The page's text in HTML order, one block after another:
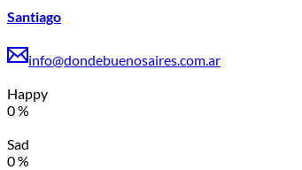
Santiago
info@dondebuenosaires.com.ar
Happy
0%
Sad
0%